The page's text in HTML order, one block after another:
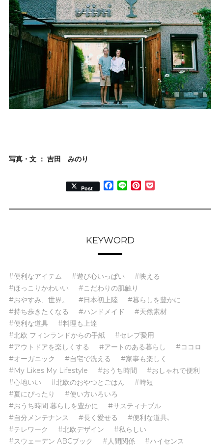
写真・文 ： 吉田 みのり
Post Facebook
Line Pinterest
KEYWORD
#便利なアイテム #遊び心いっぱい
#映える
#ほっこりかわいい
#こだわりの肌触り
#おやすみ、世界。
#日本初上陸
#暮らしを豊かに
#持ち歩きたくなる
#ハンドメイド
#天然素材
#便利な道具
#料理も上達
#北欧 フィンランドからの手紙
#セレブ愛用
#アウトドアを楽しくする
#アートのある暮らし
#ココロ
#オーガニック
#自宅で洗える
#家事も楽しく
#My Likes My Lifestyle
#おうち時間
#おしゃれで便利
#心地いい
#北欧のおやつとごはん
#時短
#夏にぴったり
#使い方いろいろ
#おうち時間 暮らしを豊かに
#サスティナブル
#自分メンテナンス
#長く愛せる
#便利な道具､
#テレワーク
#北欧デザイン
#私らしい
#スウェーデン ABCブック
#人間関係
#ハイセンス